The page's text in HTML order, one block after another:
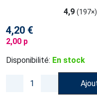
4,9 (197×)
4,20 €
2,00 p
Disponibilité: En stock